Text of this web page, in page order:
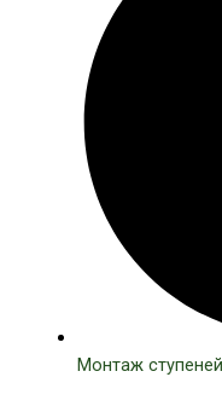
Монтаж ступеней